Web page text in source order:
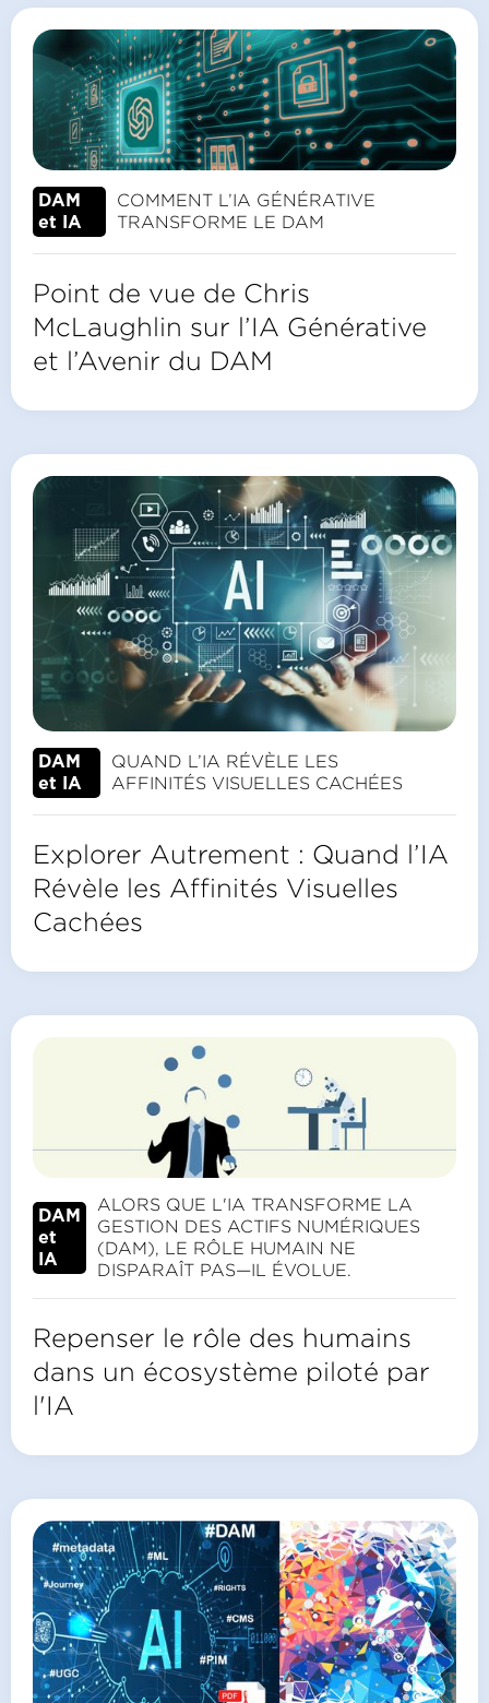
DAM
et IA
COMMENT L’IA GÉNÉRATIVE
TRANSFORME LE DAM
Point de vue de Chris
McLaughlin sur l’IA Générative
et l’Avenir du DAM
DAM
et IA
QUAND L’IA RÉVÈLE LES
AFFINITÉS VISUELLES CACHÉES
Explorer Autrement : Quand l’IA
Révèle les Affinités Visuelles
Cachées
DAM
et
IA
ALORS QUE L'IA TRANSFORME LA
GESTION DES ACTIFS NUMÉRIQUES
(DAM), LE RÔLE HUMAIN NE
DISPARAÎT PAS—IL ÉVOLUE.
Repenser le rôle des humains
dans un écosystème piloté par
l'IA